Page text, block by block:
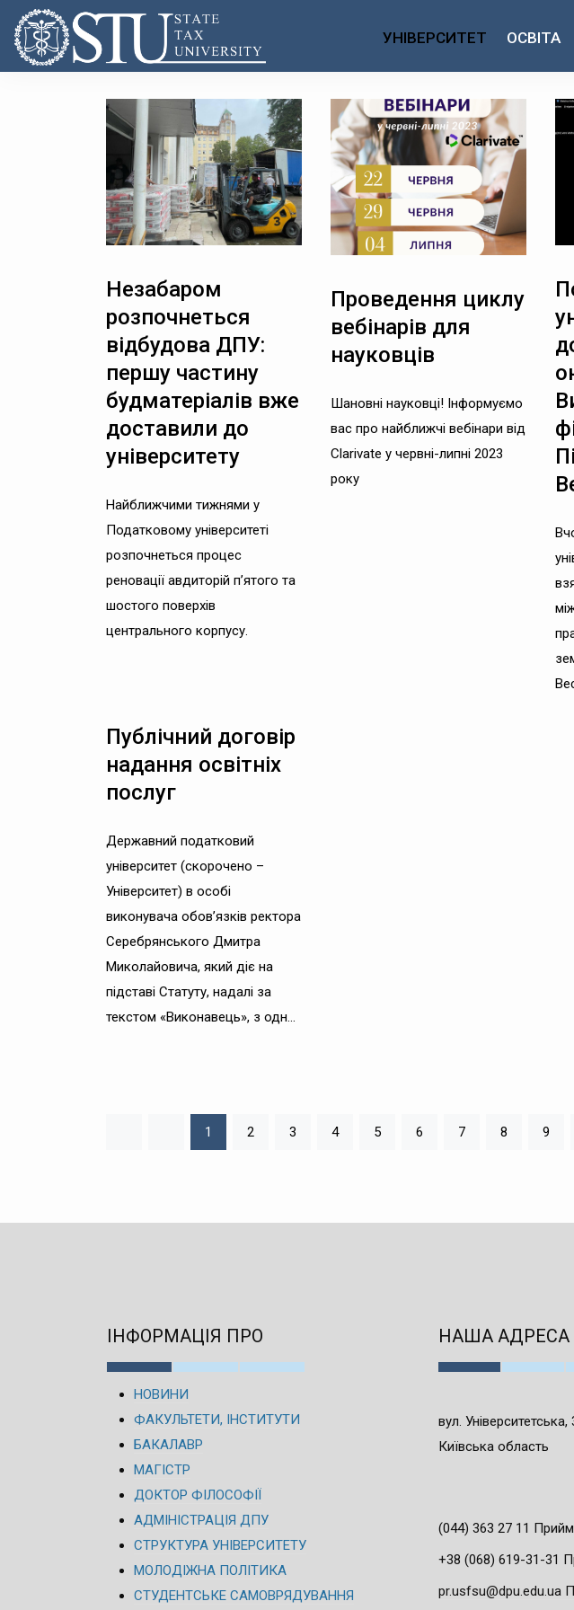
УНІВЕРСИТЕТ ОСВІТА
Незабаром
розпочнеться
відбудова ДПУ:
першу частину
будматеріалів вже
доставили до
університету
Найближчими тижнями у
Податковому університеті
розпочнеться процес
реновації авдиторій п’ятого та
шостого поверхів
центрального корпусу.
Проведення циклу
вебінарів для
науковців
Шановні науковці! Інформуємо
вас про найближчі вебінари від
Clarivate у червні-липні 2023
року
Публічний договір
надання освітніх
послуг
Державний податковий
університет (скорочено –
Університет) в особі
виконувача обов’язків ректора
Серебрянського Дмитра
Миколайовича, який діє на
підставі Статуту, надалі за
текстом «Виконавець», з одн...
1 2 3 4 5 6 7 8 9
ІНФОРМАЦІЯ ПРО
НОВИНИ
ФАКУЛЬТЕТИ, ІНСТИТУТИ
БАКАЛАВР
МАГІСТР
ДОКТОР ФІЛОСОФІЇ
АДМІНІСТРАЦІЯ ДПУ
СТРУКТУРА УНІВЕРСИТЕТУ
МОЛОДІЖНА ПОЛІТИКА
СТУДЕНТСЬКЕ САМОВРЯДУВАННЯ
НАША АДРЕСА
вул. Університетська,
Київська область
(044) 363 27 11
+38 (068) 619-31-31
pr.usfsu@dpu.edu.ua